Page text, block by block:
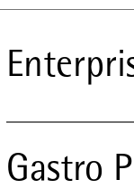
Gastro